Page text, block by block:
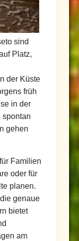
sind
Platz,
der Küste
früh
in der
spontan
gehen
Familien
oder für
planen.
genaue
bietet
am